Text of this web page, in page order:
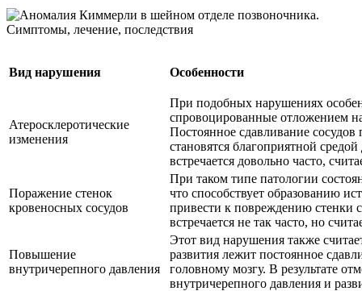
Вид нарушения Особенности
Атеросклеротические
изменения
При подобных нарушениях
спровоцированные отложением
Постоянное сдавливание
становятся благоприятной
встречается довольно часто,
Поражение стенок
кровеносных сосудов
При таком типе патологии
что способствует образованию
привести к повреждению стенки
встречается не так часто, но
Повышение
внутричерепного давления
Этот вид нарушения также
развития лежит постоянное
головному мозгу. В результате
внутричерепного давления и